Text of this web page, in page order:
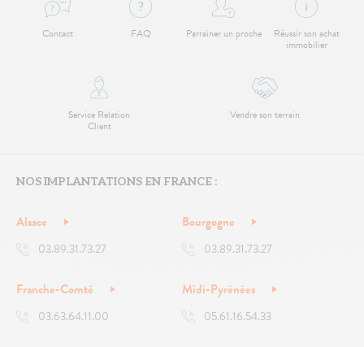
Contact FAQ Parrainer un proche Réussir son achat
immobilier
Service Relation
Client
Vendre son terrain
NOS IMPLANTATIONS EN FRANCE :
Alsace
03.89.31.73.27
Bourgogne
03.89.31.73.27
Franche-Comté
03.63.64.11.00
Midi-Pyrénées
05.61.16.54.33